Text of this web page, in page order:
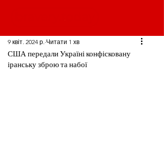
США передали Україні конфісковану
іранську зброю та набої
9 квіт. 2024 р. Читати 1 хв